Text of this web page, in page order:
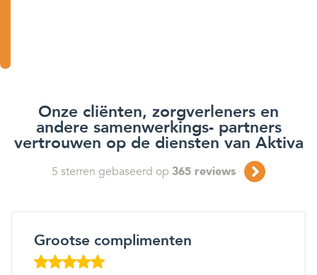
Onze cliënten, zorgverleners en
andere samenwerkings- partners
vertrouwen op de diensten van Aktiva
5 sterren gebaseerd op 365 reviews
Grootse complimenten